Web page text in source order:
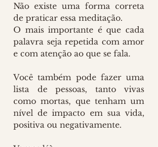
Não existe uma forma correta
de praticar essa meditação.
O mais importante é que cada
palavra seja repetida com amor
e com atenção ao que se fala.
Você também pode fazer uma
lista de pessoas, tanto vivas
como mortas, que tenham um
nível de impacto em sua vida,
positiva ou negativamente.